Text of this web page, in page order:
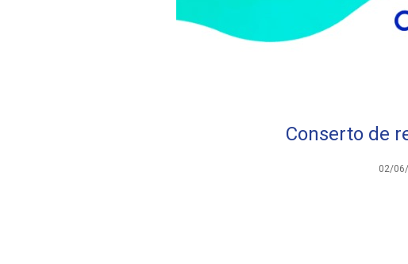
Conserto de
02/